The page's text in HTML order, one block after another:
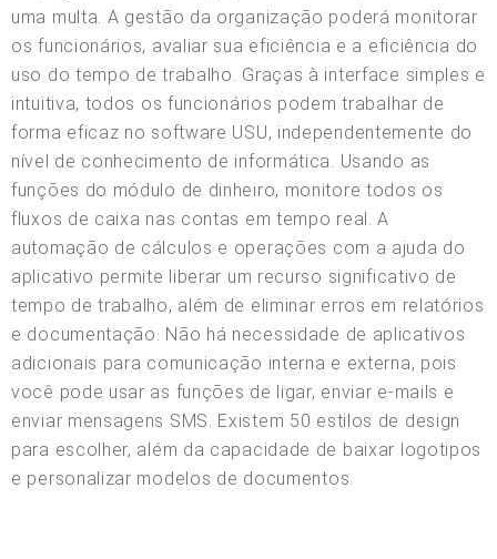
uma multa. A gestão da organização poderá monitorar
os funcionários, avaliar sua eficiência e a eficiência do
uso do tempo de trabalho. Graças à interface simples e
intuitiva, todos os funcionários podem trabalhar de
forma eficaz no software USU, independentemente do
nível de conhecimento de informática. Usando as
funções do módulo de dinheiro, monitore todos os
fluxos de caixa nas contas em tempo real. A
automação de cálculos e operações com a ajuda do
aplicativo permite liberar um recurso significativo de
tempo de trabalho, além de eliminar erros em relatórios
e documentação. Não há necessidade de aplicativos
adicionais para comunicação interna e externa, pois
você pode usar as funções de ligar, enviar e-mails e
enviar mensagens SMS. Existem 50 estilos de design
para escolher, além da capacidade de baixar logotipos
e personalizar modelos de documentos.